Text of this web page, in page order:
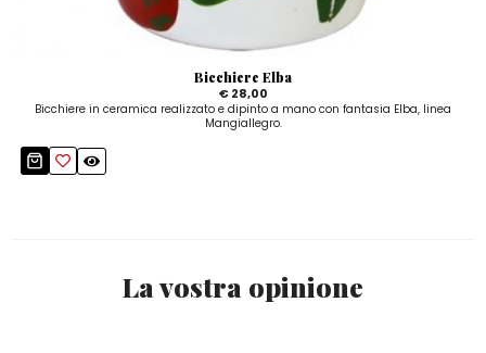
Bicchiere Elba
€ 28,00
Bicchiere in ceramica realizzato e dipinto a mano con fantasia Elba, linea
Mangiallegro.
La vostra opinione